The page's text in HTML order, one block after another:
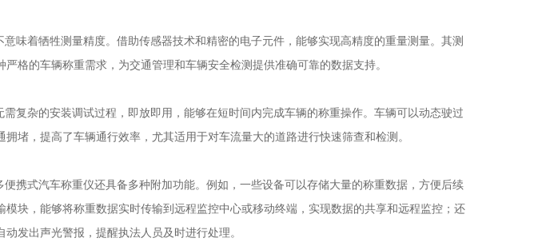
着牺牲测量精度。借助传感器技术和精密的电子元件，能够实现高精度的重量测量。其测
格的车辆称重需求，为交通管理和车辆安全检测提供准确可靠的数据支持。
杂的安装调试过程，即放即用，能够在短时间内完成车辆的称重操作。车辆可以动态驶过
堵，提高了车辆通行效率，尤其适用于对车流量大的道路进行快速筛查和检测。
式汽车称重仪还具备多种附加功能。例如，一些设备可以存储大量的称重数据，方便后续
块，能够将称重数据实时传输到远程监控中心或移动终端，实现数据的共享和远程监控；还
发出声光警报，提醒执法人员及时进行处理。